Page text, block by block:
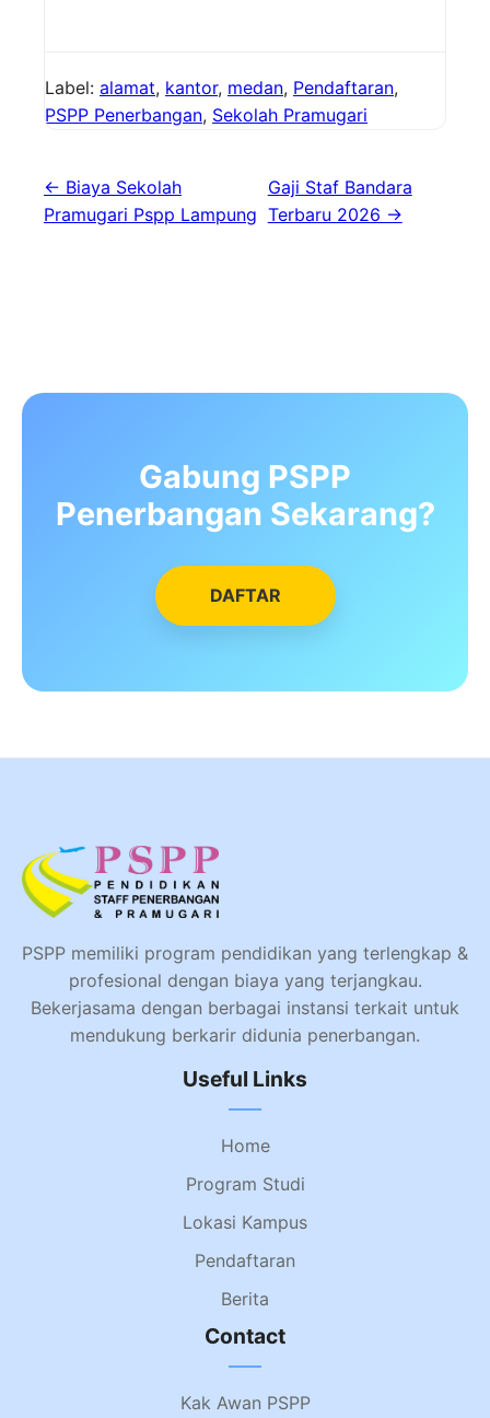
Label: alamat, kantor, medan, Pendaftaran,
PSPP Penerbangan, Sekolah Pramugari
← Biaya Sekolah
Pramugari Pspp Lampung
Gaji Staf Bandara
Terbaru 2026 →
Gabung PSPP
Penerbangan Sekarang?
DAFTAR
PSPP memiliki program pendidikan yang terlengkap &
profesional dengan biaya yang terjangkau.
Bekerjasama dengan berbagai instansi terkait untuk
mendukung berkarir didunia penerbangan.
Useful Links
Home
Program Studi
Lokasi Kampus
Pendaftaran
Berita
Contact
Kak Awan PSPP